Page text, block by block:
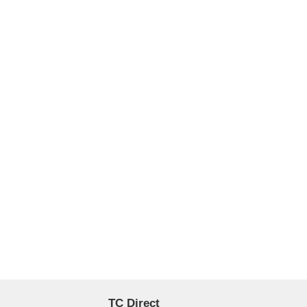
TC Direct